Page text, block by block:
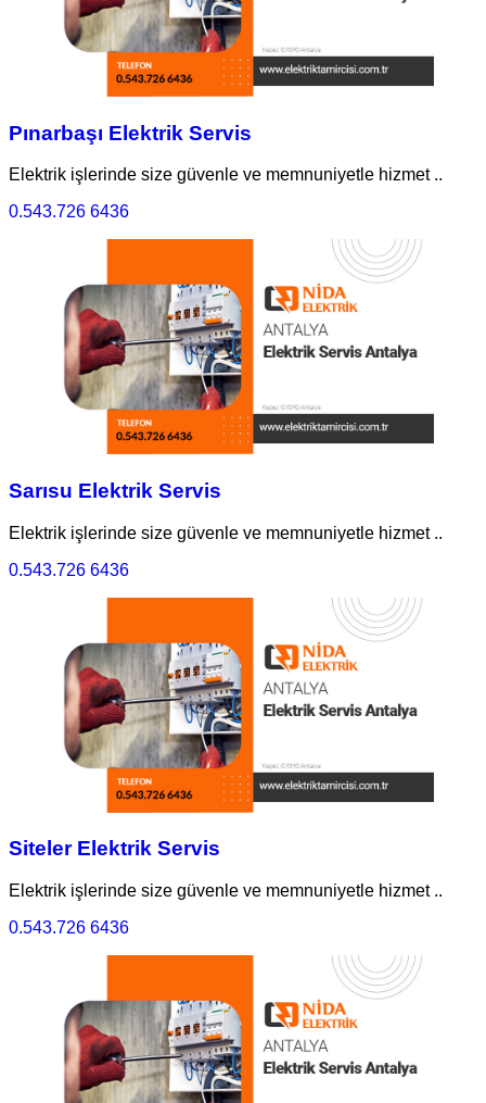
Pınarbaşı Elektrik Servis
Elektrik işlerinde size güvenle ve memnuniyetle hizmet ..
0.543.726 6436
Sarısu Elektrik Servis
Elektrik işlerinde size güvenle ve memnuniyetle hizmet ..
0.543.726 6436
Siteler Elektrik Servis
Elektrik işlerinde size güvenle ve memnuniyetle hizmet ..
0.543.726 6436